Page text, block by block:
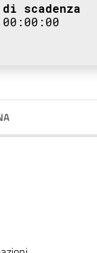
scadenza